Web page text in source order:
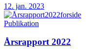
12. jan. 2023
Publikation
Årsrapport 2022